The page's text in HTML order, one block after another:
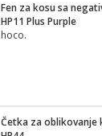
HP11 Plus Purple
hoco.
Četka za oblikovanje